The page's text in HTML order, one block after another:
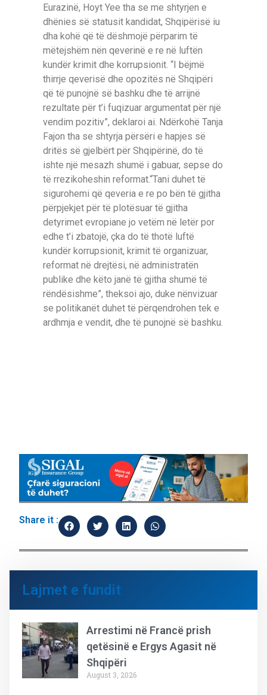
Eurazinë, Hoyt Yee tha se me shtyrjen e
dhënies së statusit kandidat, Shqipërisë iu
dha kohë që të dëshmojë përparim të
mëtejshëm nën qeverinë e re në luftën
kundër krimit dhe korrupsionit. “I bëjmë
thirrje qeverisë dhe opozitës në Shqipëri
që të punojnë së bashku dhe të arrijnë
rezultate për t’i fuqizuar argumentat për një
vendim pozitiv”, deklaroi ai. Ndërkohë Tanja
Fajon tha se shtyrja përsëri e hapjes së
dritës së gjelbërt për Shqipërinë, do të
ishte një mesazh shumë i gabuar, sepse do
të rrezikoheshin reformat.“Tani duhet të
sigurohemi që qeveria e re po bën të gjitha
përpjekjet për të plotësuar të gjitha
detyrimet evropiane jo vetëm në letër por
edhe t’i zbatojë, çka do të thotë luftë
kundër korrupsionit, krimit të organizuar,
reformat në drejtësi, në administratën
publike dhe këto janë të gjitha shumë të
rëndësishme”, theksoi ajo, duke nënvizuar
se politikanët duhet të përqendrohen tek e
ardhmja e vendit, dhe të punojnë së bashku.
Share it :
Lajmet e fundit
Arrestimi në Francë prish
qetësinë e Ergys Agasit në
Shqipëri
August 3, 2026